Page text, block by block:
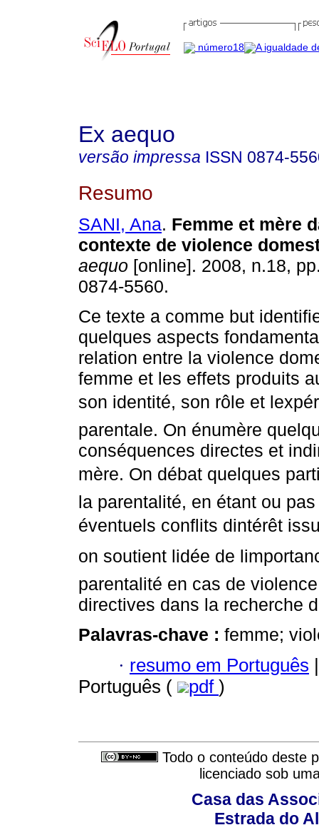
Ex aequo
versão impressa ISSN 0874-
Resumo
SANI, Ana. Femme et mère
contexte de violence
aequo [online]. 2008, n.18,
0874-5560.
Ce texte a comme but
quelques aspects
relation entre la violence
femme et les effets produits
son identité, son rôle et
parentale. On énumère
conséquences directes et
mère. On débat quelques
la parentalité, en étant ou
éventuels conflits dintérêt
on soutient lidée de
parentalité en cas de
directives dans la recherche
Palavras-chave : femme;
· resumo em Português |
Português (
pdf )
Todo o conteúdo deste
licenciado sob
Casa das
Estrada do